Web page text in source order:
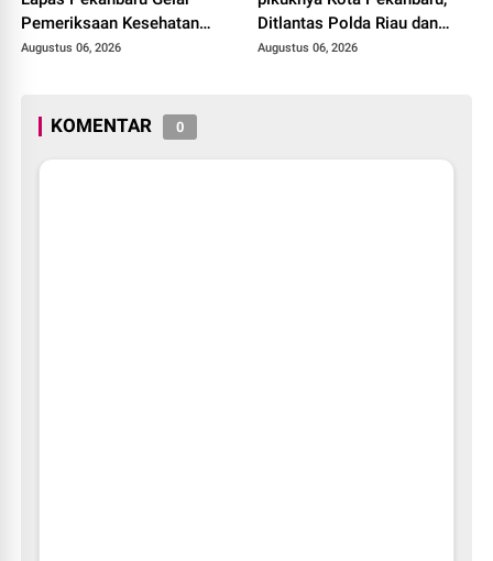
Pemeriksaan Kesehatan
Gratis untuk Warga Binaan
Augustus 06, 2026
Ditlantas Polda Riau dan
Polantas KARIB Kobarkan
Augustus 06, 2026
KOMENTAR 0